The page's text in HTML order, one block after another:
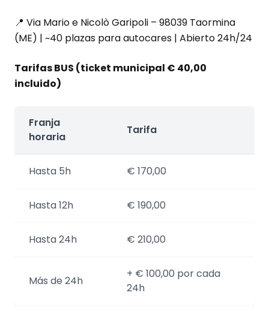
📍 Via Mario e Nicolò Garipoli – 98039 Taormina
(ME) | ~40 plazas para autocares | Abierto 24h/24
Tarifas BUS (ticket municipal € 40,00
incluido)
Franja
horaria
Tarifa
Hasta 5h € 170,00
Hasta 12h € 190,00
Hasta 24h € 210,00
Más de 24h
+ € 100,00 por cada
24h